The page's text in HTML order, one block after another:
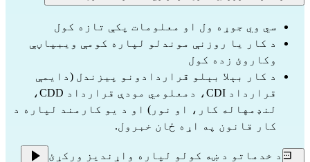
سي وي جوړه ول او معلومات پکې تازه کول
وکاروئ زده کول
کار قانون په اړه ځان خبرول.
د خدماتو د ښه کولو لپاره واړندیز ورکړئ